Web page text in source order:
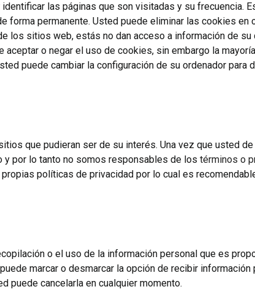
las páginas que son visitadas y su frecuencia.
permanente. Usted puede eliminar las cookies en
los sitios web, estás no dan acceso a información de
aceptar o negar el uso de cookies, sin embargo la
puede cambiar la configuración de su ordenador
que pudieran ser de su interés. Una vez que usted
por lo tanto no somos responsables de los términos o
políticas de privacidad por lo cual es
o el uso de la información personal que es
marcar o desmarcar la opción de recibir
puede cancelarla en cualquier momento.